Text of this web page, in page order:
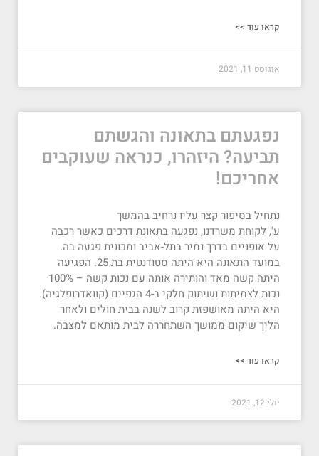
קראו עוד >>
אוגוסט 11, 2021
נפגעתם בתאונה והגשתם
תביעה? היזהרו, כנראה שעוקבים
אחריכם!
נתחיל בסיפור קצר עליו נרחיב בהמשך
ע', לקוחת משרדנו, נפגעה בתאונת דרכים כאשר רכבה
על אופניים בדרך נמיר בתל-אביב ומכונית פגעה בה.
במועד התאונה היא היתה סטודנטית בת 25. הפגיעה
היתה קשה מאד והותירה אותה עם נכות קשה – 100%
נכות לצמיתות ושיתוק חלקי ב-4 הגפיים (קוואדרופלגיה).
היא היתה מאושפזת קרוב לשנה בבית חולים ולאחר
הליך שיקום ממושך השתחררה לבית מותאם למצבה.
קראו עוד >>
יולי 12, 2021